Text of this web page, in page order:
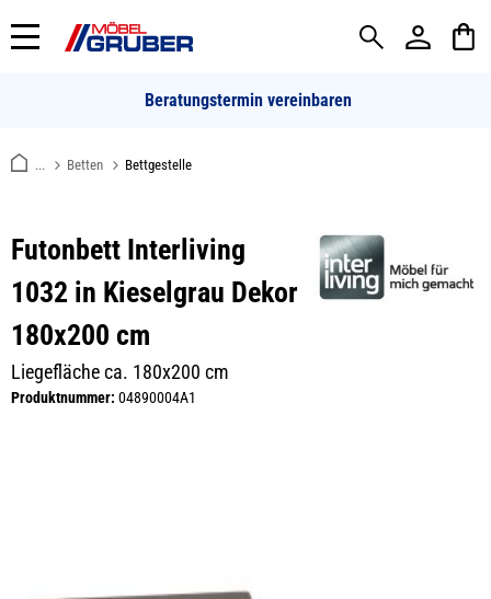
springen
Beratungstermin vereinbaren
... Betten Bettgestelle
Futonbett Interliving
1032 in Kieselgrau Dekor
180x200 cm
Liegefläche ca. 180x200 cm
Produktnummer: 04890004A1